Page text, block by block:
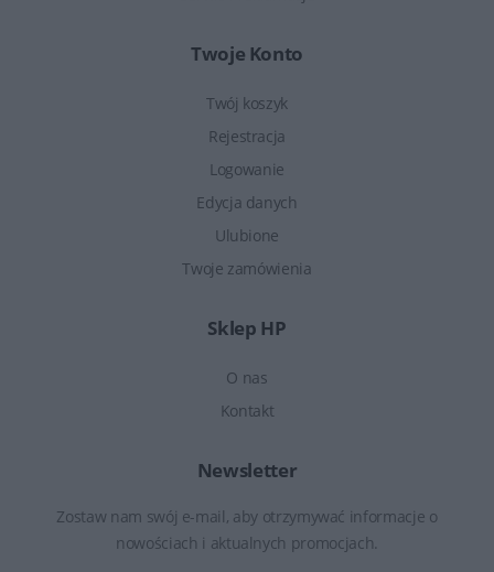
Twoje Konto
Twój koszyk
Rejestracja
Logowanie
Edycja danych
Ulubione
Twoje zamówienia
Sklep HP
O nas
Kontakt
Newsletter
Zostaw nam swój e-mail, aby otrzymywać informacje o
nowościach i aktualnych promocjach.